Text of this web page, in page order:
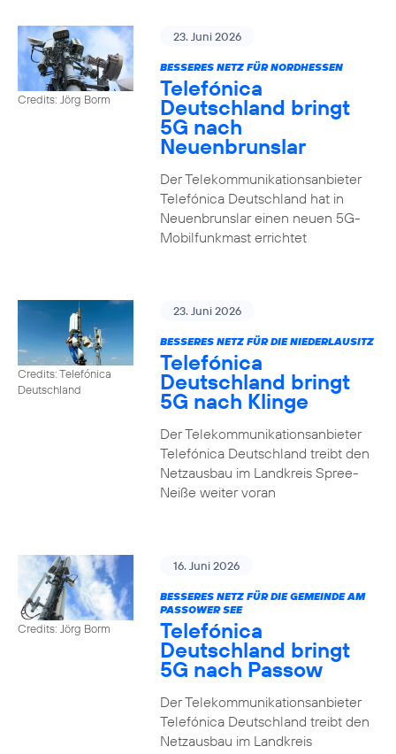
Credits: Jörg Borm
23. Juni 2026
BESSERES NETZ FÜR NORDHESSEN
Telefónica
Deutschland bringt
5G nach
Neuenbrunslar
Der Telekommunikationsanbieter
Telefónica Deutschland hat in
Neuenbrunslar einen neuen 5G-
Mobilfunkmast errichtet
Credits: Telefónica
Deutschland
23. Juni 2026
BESSERES NETZ FÜR DIE NIEDERLAUSITZ
Telefónica
Deutschland bringt
5G nach Klinge
Der Telekommunikationsanbieter
Telefónica Deutschland treibt den
Netzausbau im Landkreis Spree-
Neiße weiter voran
Credits: Jörg Borm
16. Juni 2026
BESSERES NETZ FÜR DIE GEMEINDE AM
PASSOWER SEE
Telefónica
Deutschland bringt
5G nach Passow
Der Telekommunikationsanbieter
Telefónica Deutschland treibt den
Netzausbau im Landkreis